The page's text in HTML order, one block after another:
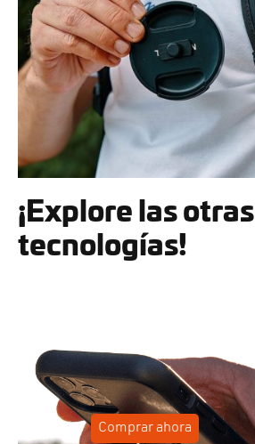
¡Explore las otras
tecnologías!
Comprar ahora